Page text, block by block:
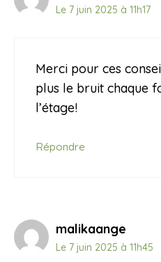
Le 7 juin 2025 à 11h17
Merci pour ces
plus le bruit chaque
l’étage!
Répondre
malikaange
Le 7 juin 2025 à 11h45